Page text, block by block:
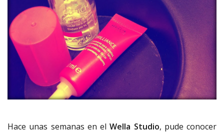
Hace unas semanas en elWella Studio, pude conocer